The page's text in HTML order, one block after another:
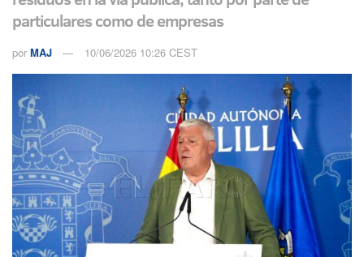
particulares como de empresas
por MAJ 10/06/2026 10:26 CEST